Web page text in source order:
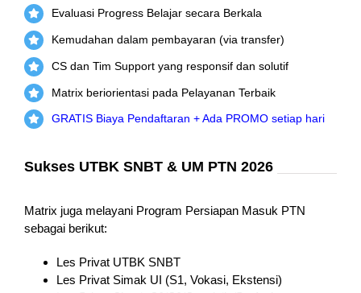
Evaluasi Progress Belajar secara Berkala
Kemudahan dalam pembayaran (via transfer)
CS dan Tim Support yang responsif dan solutif
Matrix beriorientasi pada Pelayanan Terbaik
GRATIS Biaya Pendaftaran + Ada PROMO setiap hari
Sukses UTBK SNBT & UM PTN 2026
Matrix juga melayani Program Persiapan Masuk PTN
sebagai berikut:
Les Privat UTBK SNBT
Les Privat Simak UI (S1, Vokasi, Ekstensi)